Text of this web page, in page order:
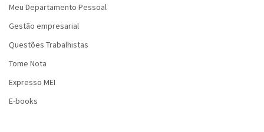
Meu Departamento Pessoal
Gestão empresarial
Questões Trabalhistas
Tome Nota
Expresso MEI
E-books